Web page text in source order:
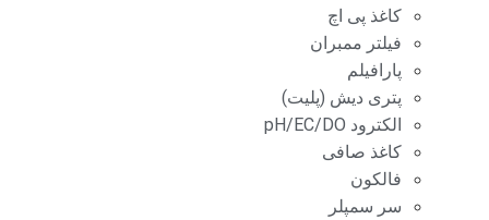
کاغذ پی اچ
فیلتر ممبران
پارافیلم
پتری دیش (پلیت)
الکترود pH/EC/DO
کاغذ صافی
فالکون
سر سمپلر